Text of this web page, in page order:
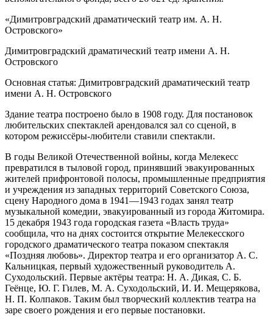
«Димитровградский драматический театр им. А. Н.
Островского»
Димитровградский драматический театр имени А. Н.
Островского
Основная статья: Димитровградский драматический театр
имени А. Н. Островского
Здание театра построено было в 1908 году. Для постановок
любительских спектаклей арендовался зал со сценой, в
котором режиссёры-любители ставили спектакли.
В годы Великой Отечественной войны, когда Мелекесс
превратился в тыловой город, принявший эвакуированных
жителей прифронтовой полосы, промышленные предприятия
и учреждения из западных территорий Советского Союза,
сцену Народного дома в 1941—1943 годах занял театр
музыкальной комедии, эвакуированный из города Житомира.
15 декабря 1943 года городская газета «Власть труда»
сообщила, что на днях состоится открытие Мелекесского
городского драматического театра показом спектакля
«Поздняя любовь». Директор театра и его организатор А. С.
Кальницкая, первый художественный руководитель А.
Суходольский. Первые актёры театра: Н. А. Дикая, С. Б.
Геёнце, Ю. Г. Гилев, М. А. Суходольский, И. И. Мещерякова,
Н. П. Колпаков. Таким был творческий коллектив театра на
заре своего рождения и его первые постановки.